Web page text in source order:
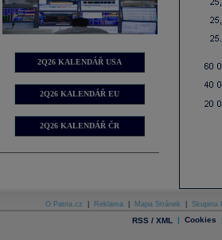
2Q26 KALENDÁŘ USA
2Q26 KALENDÁŘ EU
2Q26 KALENDÁŘ ČR
O Patria.cz Reklama Mapa Stránek Skupina
RSS / XML | Cookies